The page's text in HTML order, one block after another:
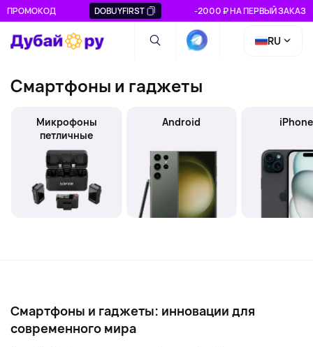
ПРОМОКОД DOBUYFIRST -2000 ₽ НА ПЕРВЫЙ ЗАКАЗ
RU
Смартфоны и гаджеты
Микрофоны
петличные
Android iPhone
Смартфоны и гаджеты: инновации для
современного мира